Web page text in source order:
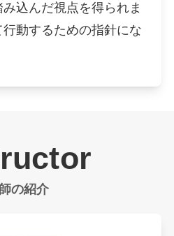
込んだ視点を得られま
動するための指針にな
の紹介